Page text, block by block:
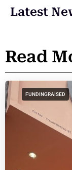
Latest
Read
FUNDINGRAISED